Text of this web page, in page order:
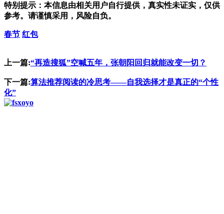
特别提示：本信息由相关用户自行提供，真实性未证实，仅供
参考。请谨慎采用，风险自负。
春节 红包
上一篇:“再造搜狐”空喊五年，张朝阳回归就能改变一切？
下一篇:算法推荐阅读的冷思考——自我选择才是真正的“个性
化”